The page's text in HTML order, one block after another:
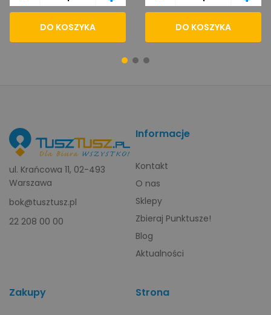
DO KOSZYKA DO KOSZYKA
ul. Krańcowa 11, 02-493
Warszawa
bok@tusztusz.pl
22 208 00 00
Informacje
Kontakt
O nas
Sklepy
Zbieraj Punktusze!
Blog
Aktualności
Zakupy Strona